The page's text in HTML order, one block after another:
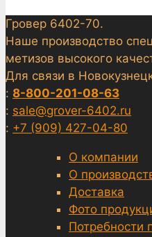
Гровер 6402-70.
Наше производство
метизов высокого
Для связи в
: 8-800-201-08-63
: sale@grover-6402.ru
: +7 (909) 427-04-80
О компании
О
Доставка
Фото
Потребности